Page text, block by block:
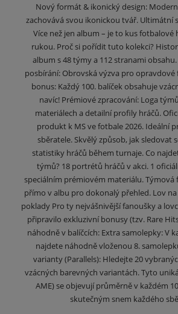
Nový formát & ikonický design:
zachovává svou ikonickou tvář. Ultimátní
Více než jen album – je to kus fotbalové
rukou. Proč si pořídit tuto kolekci?
album s 48 týmy a 112 stranami
posbírání: Obrovská výzva pro opravdové
bonus: Každý 100. balíček obsahuje
navíc! Prémiové zpracování: Loga
materiálech a detailní profily hráčů.
produkt k MS ve fotbale 2026. Ideální
sběratele. Skvělý způsob, jak sledovat
statistiky hráčů během turnaje. Co
týmů? 18 portrétů hráčů v akci. 1
speciálním prémiovém materiálu.
přímo v albu pro dokonalý přehled. Lov
poklady Pro ty nejvášnivější fanoušky a
připravilo exkluzivní bonusy (tzv. Rare
náhodně v balíčcích: Extra samolepky: V
najdete náhodně vloženou 8.
varianty (Parallels): Hledejte 20
vzácných barevných variantách. Tyto
AME) se objevují průměrně v každém
skutečným snem každého